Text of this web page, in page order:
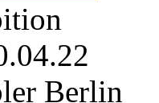
Berlin